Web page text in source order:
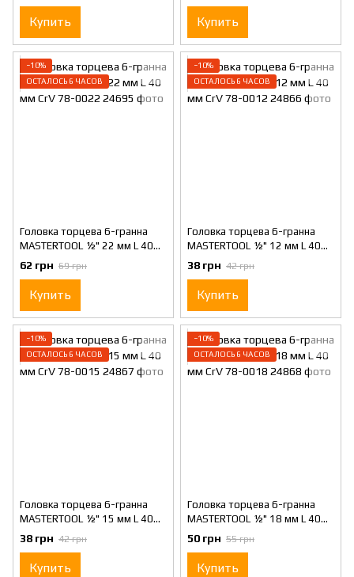
Купить Купить
−10%
ОСТАЛОСЬ 6 ЧАСОВ
Головка торцева 6-гранна
MASTERTOOL ½" 22 мм L 40
мм CrV 78-0022
62 грн 69 грн
Купить
−10%
ОСТАЛОСЬ 6 ЧАСОВ
Головка торцева 6-гранна
MASTERTOOL ½" 12 мм L 40
мм CrV 78-0012
38 грн 42 грн
Купить
−10%
ОСТАЛОСЬ 6 ЧАСОВ
Головка торцева 6-гранна
MASTERTOOL ½" 15 мм L 40
мм CrV 78-0015
38 грн 42 грн
Купить
−10%
ОСТАЛОСЬ 6 ЧАСОВ
Головка торцева 6-гранна
MASTERTOOL ½" 18 мм L 40
мм CrV 78-0018
50 грн 55 грн
Купить